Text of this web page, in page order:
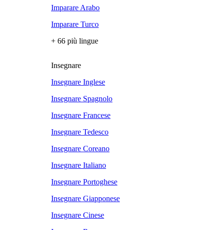
Imparare Arabo
Imparare Turco
+ 66 più lingue
Insegnare
Insegnare Inglese
Insegnare Spagnolo
Insegnare Francese
Insegnare Tedesco
Insegnare Coreano
Insegnare Italiano
Insegnare Portoghese
Insegnare Giapponese
Insegnare Cinese